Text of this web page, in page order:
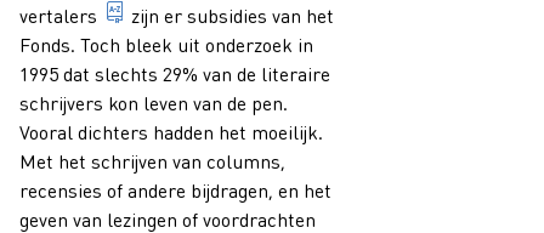
vertalers
iemand die een tekst overbrengt van de ene taal
zijn er subsidies van het
Fonds. Toch bleek uit onderzoek in
1995 dat slechts 29% van de literaire
schrijvers kon leven van de pen.
Vooral dichters hadden het moeilijk.
Met het schrijven van columns,
recensies of andere bijdragen, en het
geven van lezingen of voordrachten